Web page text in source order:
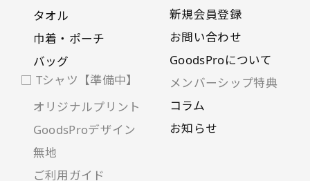
タオル
巾着・ポーチ
バッグ
□ Tシャツ【準備中】
オリジナルプリント
GoodsProデザイン
無地
ご利用ガイド
新規会員登録
お問い合わせ
GoodsProについて
メンバーシップ特典
コラム
お知らせ